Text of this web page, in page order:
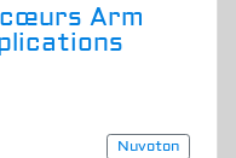
Arm
Nuvoton